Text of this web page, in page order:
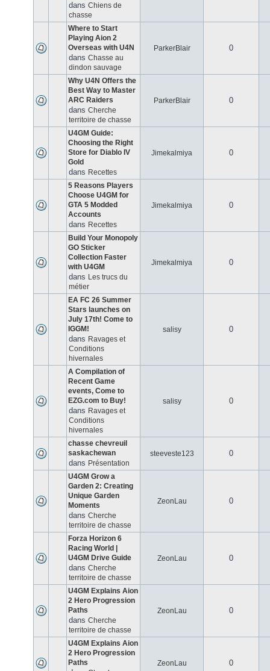
dans Chiens de
chasse
Where to Start
Playing Aion 2
Overseas with U4N
dans Chasse au
dindon sauvage
ParkerBlair 0
Why U4N Offers the
Best Way to Master
ARC Raiders
dans Cherche
territoire de chasse
ParkerBlair 0
U4GM Guide:
Choosing the Right
Store for Diablo IV
Gold
dans Recettes
Jimekalmiya 0
5 Reasons Players
Choose U4GM for
GTA 5 Modded
Accounts
dans Recettes
Jimekalmiya 0
Build Your Monopoly
GO Sticker
Collection Faster
with U4GM
dans Les trucs du
métier
Jimekalmiya 0
EA FC 26 Summer
Stars launches on
July 17th! Come to
IGGM!
dans Ravages et
Conditions
hivernales
salisy 0
A Compilation of
Recent Game
events, Come to
EZG.com to Buy!
dans Ravages et
Conditions
hivernales
salisy 0
chasse chevreuil
saskachewan
dans Présentation
steeveste123 0
U4GM Grow a
Garden 2: Creating
Unique Garden
Moments
dans Cherche
territoire de chasse
ZeonLau 0
Forza Horizon 6
Racing World |
U4GM Drive Guide
dans Cherche
territoire de chasse
ZeonLau 0
U4GM Explains Aion
2 Hero Progression
Paths
dans Cherche
territoire de chasse
ZeonLau 0
U4GM Explains Aion
2 Hero Progression
Paths
ZeonLau 0